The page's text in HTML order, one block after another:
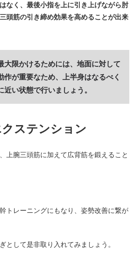
なく、最後小指を上に引き上げながら肘
頭筋の引き締め効果を高めることが出来
大限かけるためには、地面に対して
作が重要なため、上半身はなるべく
い状態で行いましょう。
ステンション
上腕三頭筋に加えて広背筋を鍛えること
トレーニングにもなり、姿勢改善に繋が
として是非取り入れてみましょう。